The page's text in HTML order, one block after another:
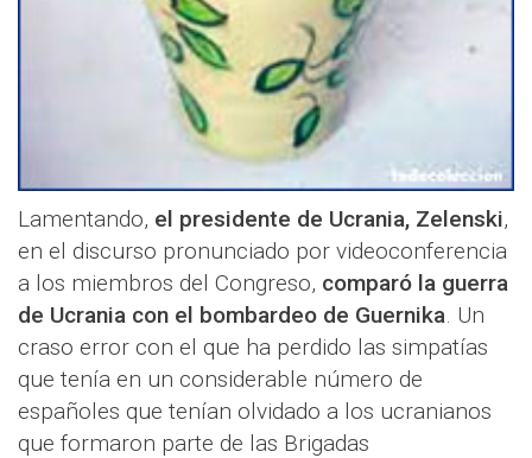
Lamentando, el presidente de Ucrania, Zelenski,
en el discurso pronunciado por videoconferencia
a los miembros del Congreso, comparó la guerra
de Ucrania con el bombardeo de Guernika . Un
craso error con el que ha perdido las simpatías
que tenía en un considerable número de
españoles que tenían olvidado a los ucranianos
que formaron parte de las Brigadas